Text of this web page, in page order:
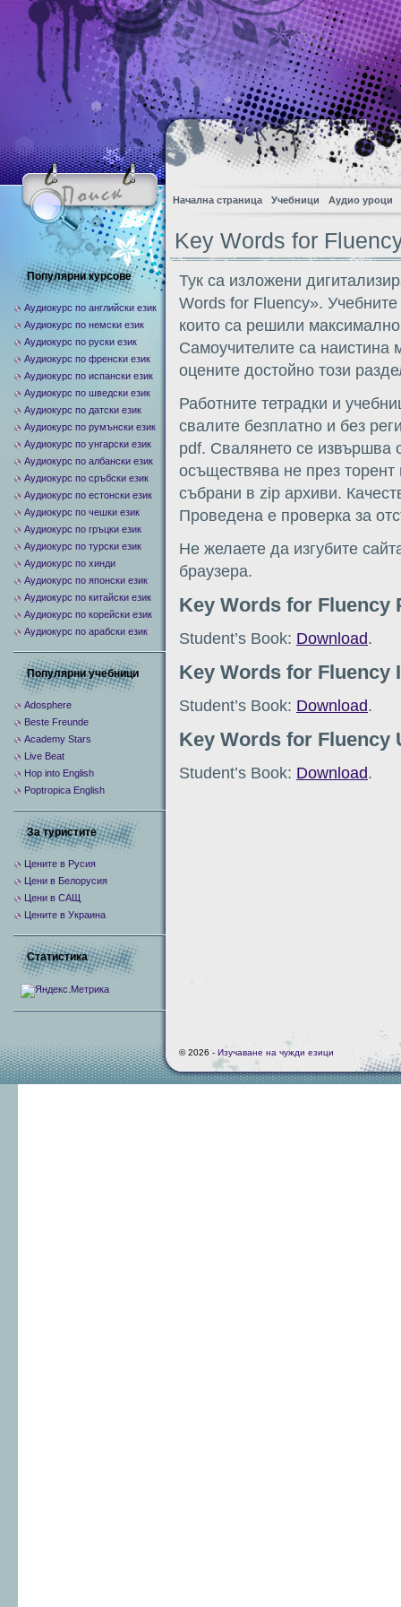
Начална страница Учебници Аудио уроци
Key Words for
Тук са изложени
Words for Fluency».
които са решили
Самоучителите са
оцените достойно този
Работните тетрадки и
свалите безплатно и без
pdf. Свалянето се извършва
осъществява не през
събрани в zip архиви.
Проведена е проверка за
Не желаете да изгубите
браузера.
Key Words for Fluency
Student’s Book: Download.
Key Words for Fluency
Student’s Book: Download.
Key Words for Fluency
Student’s Book: Download.
Популярни курсове
Аудиокурс по английски език
Аудиокурс по немски език
Аудиокурс по руски език
Аудиокурс по френски език
Аудиокурс по испански език
Аудиокурс по шведски език
Аудиокурс по датски език
Аудиокурс по румънски език
Аудиокурс по унгарски език
Аудиокурс по албански език
Аудиокурс по сръбски език
Аудиокурс по естонски език
Аудиокурс по чешки език
Аудиокурс по гръцки език
Аудиокурс по турски език
Аудиокурс по хинди
Аудиокурс по японски език
Аудиокурс по китайски език
Аудиокурс по корейски език
Аудиокурс по арабски език
Популярни учебници
Adosphere
Beste Freunde
Academy Stars
Live Beat
Hop into English
Poptropica English
За туристите
Цените в Русия
Цени в Белорусия
Цени в САЩ
Цените в Украина
Статистика
© 2026 - Изучаване на чужди езици